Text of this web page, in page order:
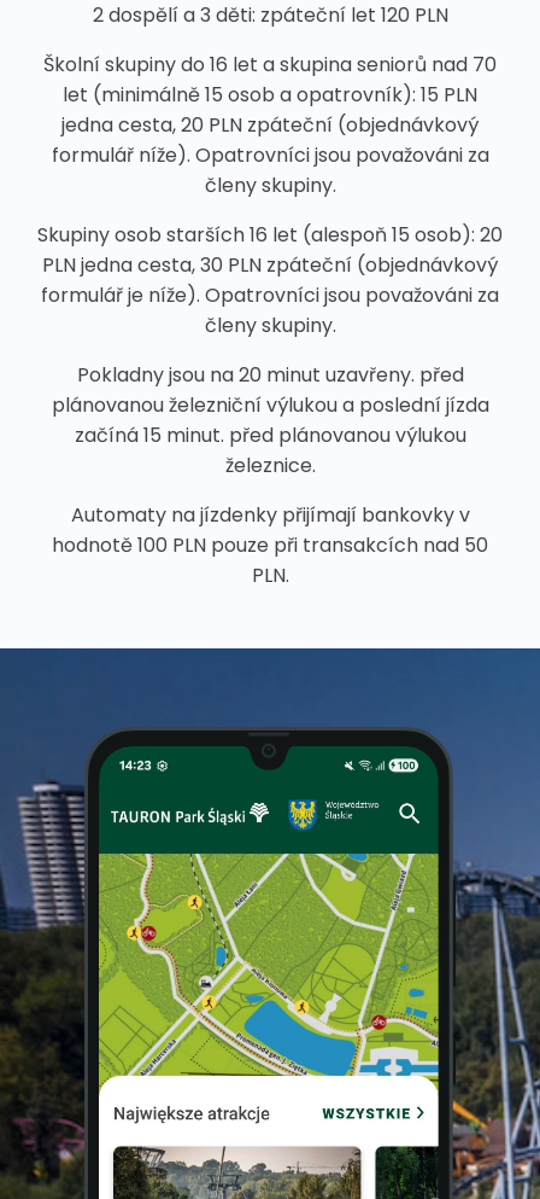
2 dospělí a 3 děti: zpáteční let 120 PLN
Školní skupiny do 16 let a skupina seniorů nad 70
let (minimálně 15 osob a opatrovník): 15 PLN
jedna cesta, 20 PLN zpáteční (objednávkový
formulář níže). Opatrovníci jsou považováni za
členy skupiny.
Skupiny osob starších 16 let (alespoň 15 osob): 20
PLN jedna cesta, 30 PLN zpáteční (objednávkový
formulář je níže). Opatrovníci jsou považováni za
členy skupiny.
Pokladny jsou na 20 minut uzavřeny. před
plánovanou železniční výlukou a poslední jízda
začíná 15 minut. před plánovanou výlukou
železnice.
Automaty na jízdenky přijímají bankovky v
hodnotě 100 PLN pouze při transakcích nad 50
PLN.